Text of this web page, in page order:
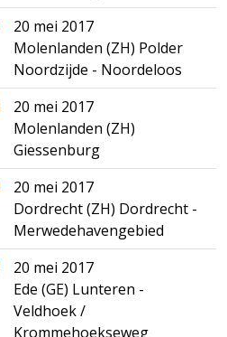
20 mei 2017
Molenlanden (ZH) Polder
Noordzijde - Noordeloos
20 mei 2017
Molenlanden (ZH)
Giessenburg
20 mei 2017
Dordrecht (ZH) Dordrecht -
Merwedehavengebied
20 mei 2017
Ede (GE) Lunteren -
Veldhoek /
Krommehoekseweg